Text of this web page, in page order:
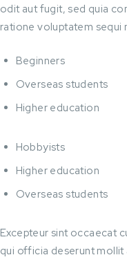
odit aut fugit, sed quia
ratione voluptatem sequi
Beginners
Overseas students
Higher education
Hobbyists
Higher education
Overseas students
Excepteur sint occaecat
qui officia deserunt mollit